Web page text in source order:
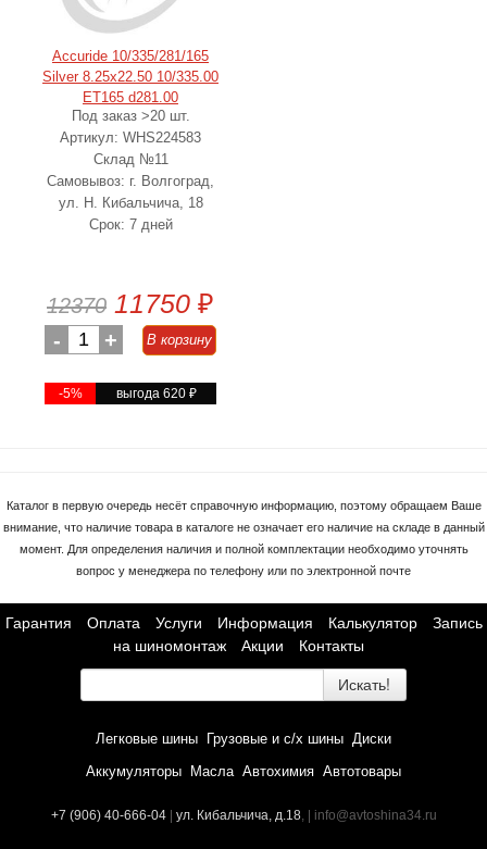
Accuride 10/335/281/165
Silver 8.25x22.50 10/335.00
ET165 d281.00
Под заказ >20 шт.
Артикул: WHS224583
Склад №11
Самовывоз: г. Волгоград,
ул. Н. Кибальчича, 18
Срок: 7 дней
12370 11750 ₽
- 1 + В корзину
-5% выгода 620 ₽
Каталог в первую очередь несёт справочную информацию, поэтому обращаем Ваше
внимание, что наличие товара в каталоге не означает его наличие на складе в данный
момент. Для определения наличия и полной комплектации необходимо уточнять
вопрос у менеджера по телефону или по электронной почте
Гарантия Оплата Услуги Информация Калькулятор
Запись
на шиномонтаж
Акции Контакты
Искать!
Легковые шины Грузовые и с/х шины Диски
Аккумуляторы Масла Автохимия Автотовары
+7 (906) 40-666-04 | ул. Кибальчича, д.18, | info@avtoshina34.ru